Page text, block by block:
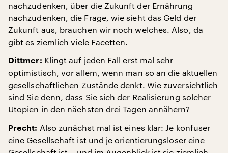
nachzudenken, über die Zukunft der Ernährung
nachzudenken, die Frage, wie sieht das Geld der
Zukunft aus, brauchen wir noch welches. Also, da
gibt es ziemlich viele Facetten.
Dittmer: Klingt auf jeden Fall erst mal sehr
optimistisch, vor allem, wenn man so an die aktuellen
gesellschaftlichen Zustände denkt. Wie zuversichtlich
sind Sie denn, dass Sie sich der Realisierung solcher
Utopien in den nächsten drei Tagen annähern?
Precht: Also zunächst mal ist eines klar: Je konfuser
eine Gesellschaft ist und je orientierungsloser eine